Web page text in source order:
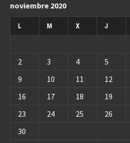
noviembre 2020
L M X J
2
3 4 5
9
10 11 12
16
17 18 19
23
24 25 26
30